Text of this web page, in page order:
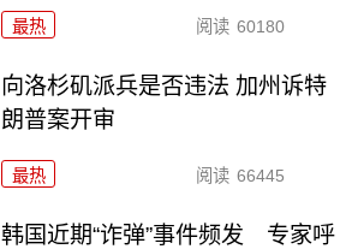
最热 阅读 60180
向洛杉矶派兵是否违法 加州诉特
朗普案开审
最热 阅读 66445
韩国近期“诈弹”事件频发 专家呼